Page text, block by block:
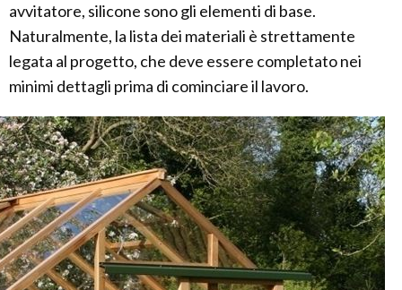
avvitatore, silicone sono gli elementi di base.
Naturalmente, la lista dei materiali è strettamente
legata al progetto, che deve essere completato nei
minimi dettagli prima di cominciare il lavoro.